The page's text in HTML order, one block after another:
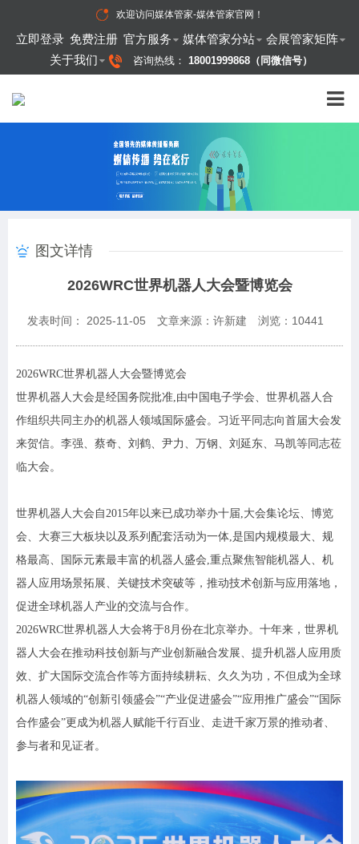
欢迎访问媒体管家-媒体管家官网 ！
立即登录 免费注册 官方服务 媒体管家分站
会展管家矩阵
关于我们
咨询热线： 18001999868（同微信号）
图文详情
2026WRC世界机器人大会暨博览会
发表时间： 2025-11-05 文章来源：许新建 浏览： 10441
2026WRC世界机器人 大会暨博览会
世界机器人大会是经国务院批准,由中国电子学会、世界机器人合
作组织共同主办的机器人领域国际盛会。习近平同志向首届大会发
来贺信。李强、 蔡奇、刘鹤、 尹力、 万钢、刘延东、马凯等同志莅
临大会。
世界机器人大会自2015年以来已成功举办十届,大会集论坛、博览
会、大赛三大板块以及系列配套活动为一体,是国内规模最大、规
格最高、国际元素最丰富的机器人盛会,重点聚焦智能机器人、机
器人应用场景拓展、 关键技术突破等，推动技术创新与应用落地，
促进全球机器人产业的交流与合作。
2026WRC世界机器人大会将于8月 份在北京举办。十年来，世界机
器人大会在推动科技创新与产业创新融合发展、提升机器人应用质
效、扩大国际交流合作等方面持续耕耘、久久为功，不但成为全球
机器人领域的“创新引领盛会”“产业促进盛会”“应用推广盛会”“国际
合作盛会”更成为机器人赋能千行百业、走进千家万景的推动者、
参与者和见证者。